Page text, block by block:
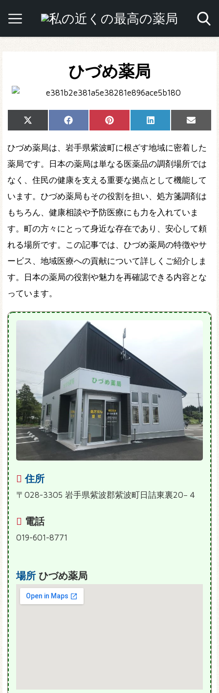
ひづめ薬局
Share
on
X
(Twitter)
Share
on
Facebook Share
on
Pinterest Share
on
LinkedIn
Share
on
Email
ひづめ薬局は、岩手県紫波町に根ざす地域に密着した
薬局です。日本の薬局は単なる医薬品の調剤場所では
なく、住民の健康を支える重要な拠点として機能して
います。ひづめ薬局もその役割を担い、処方箋調剤は
もちろん、健康相談や予防医療にも力を入れていま
す。町の方々にとって身近な存在であり、安心して頼
れる場所です。この記事では、ひづめ薬局の特徴やサ
ービス、地域医療への貢献について詳しくご紹介しま
す。日本の薬局の役割や魅力を再確認できる内容とな
っています。
住所
〒028-3305 岩手県紫波郡紫波町日詰東裏20−４
電話
019-601-8771
場所 ひづめ薬局